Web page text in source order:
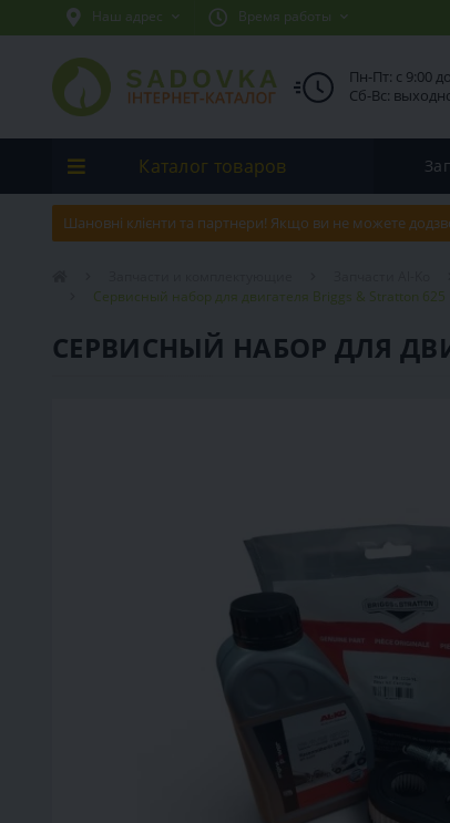
Наш адрес Время работы
Пн-Пт: с 9:00
Сб-Вс:
Каталог товаров
Шановні клієнти та партнери! Якщо ви не можете
Сервисный набор для двигателя Briggs & Stratton 625
СЕРВИСНЫЙ НАБОР ДЛЯ